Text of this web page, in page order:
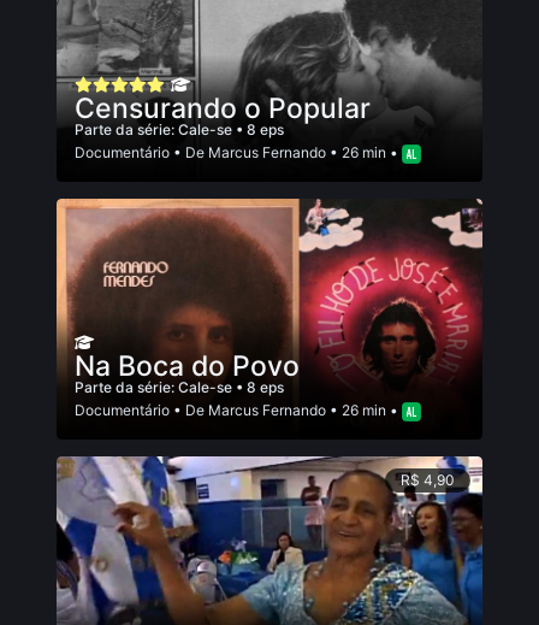
Censurando o Popular
Parte da série: Cale-se • 8 eps
Documentário • De Marcus Fernando • 26 min •
Na Boca do Povo
Parte da série: Cale-se • 8 eps
Documentário • De Marcus Fernando • 26 min •
R$ 4,90